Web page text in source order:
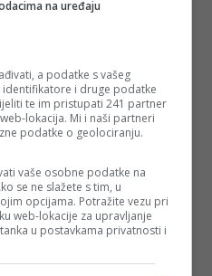
na uređaju
a podatke s vašeg
identifikatore i druge podatke
te im pristupati 241 partner
lokacija. Mi i naši partneri
podatke o geolociranju.
vaše osobne podatke na
se ne slažete s tim, u
opcijama. Potražite vezu pri
web-lokacije za upravljanje
u postavkama privatnosti i